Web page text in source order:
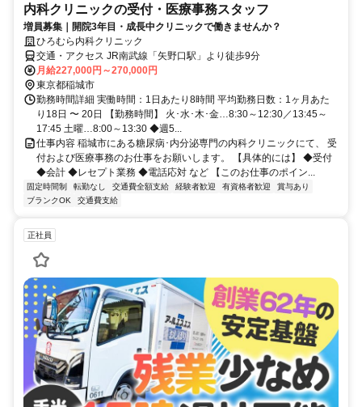
内科クリニックの受付・医療事務スタッフ
増員募集｜開院3年目・成長中クリニックで働きませんか？
ひろむら内科クリニック
交通・アクセス JR南武線「矢野口駅」より徒歩9分
月給227,000円～270,000円
東京都稲城市
勤務時間詳細 実働時間：1日あたり8時間 平均勤務日数：1ヶ月あた
り18日 〜 20日 【勤務時間】 火･水･木･金…8:30～12:30／13:45～
17:45 土曜…8:00～13:30 ◆週5...
仕事内容 稲城市にある糖尿病･内分泌専門の内科クリニックにて、 受
付および医療事務のお仕事をお願いします。 【具体的には】 ◆受付
◆会計 ◆レセプト業務 ◆電話応対 など 【このお仕事のポイン...
固定時間制 転勤なし 交通費全額支給 経験者歓迎 有資格者歓迎
賞与あり
ブランクOK
交通費支給
正社員